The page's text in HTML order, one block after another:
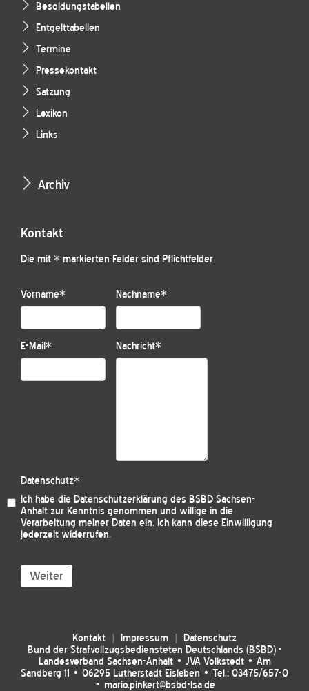
Besoldungstabellen
Entgelttabellen
Termine
Pressekontakt
Satzung
Lexikon
Links
Archiv
Kontakt
Die mit * markierten Felder sind Pflichtfelder
Vorname* Nachname*
E-Mail* Nachricht*
Datenschutz*
Ich habe die Datenschutzerklärung des BSBD Sachsen-
Anhalt zur Kenntnis genommen und willige in die
Verarbeitung meiner Daten ein. Ich kann diese Einwilligung
jederzeit widerrufen.
Weiter
Kontakt Impressum
Datenschutz
Bund der Strafvollzugsbediensteten Deutschlands (BSBD) -
Landesverband Sachsen-Anhalt • JVA Volkstedt • Am
Sandberg 11 • 06295 Lutherstadt Eisleben • Tel.: 03475/657-0
• mario.pinkert@bsbd-lsa.de